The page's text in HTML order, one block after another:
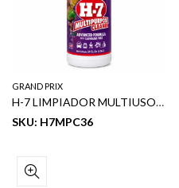
GRAND PRIX
H-7 LIMPIADOR MULTIUSOS 36 OZ
SKU: H7MPC36